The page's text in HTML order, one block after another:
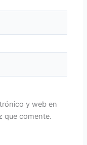
y web en
que comente.